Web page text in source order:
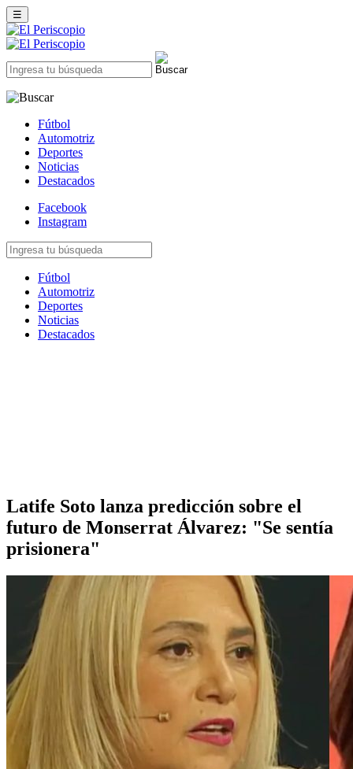
☰
Fútbol
Automotriz
Deportes
Noticias
Destacados
Facebook
Instagram
Fútbol
Automotriz
Deportes
Noticias
Destacados
Latife Soto lanza predicción sobre el
futuro de Monserrat Álvarez: "Se sentía
prisionera"